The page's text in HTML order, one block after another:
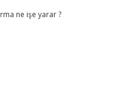
ne işe yarar ?